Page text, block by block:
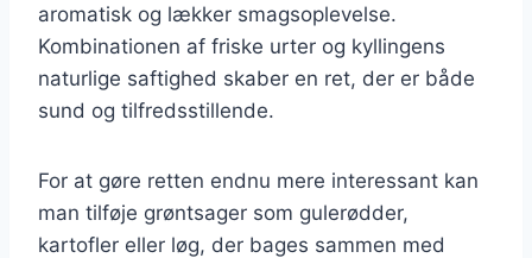
aromatisk og lækker smagsoplevelse.
Kombinationen af friske urter og kyllingens
naturlige saftighed skaber en ret, der er både
sund og tilfredsstillende.
For at gøre retten endnu mere interessant kan
man tilføje grøntsager som gulerødder,
kartofler eller løg, der bages sammen med